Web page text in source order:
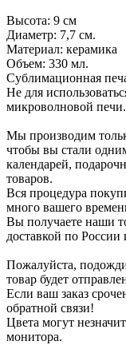
Высота: 9 см
Диаметр: 7,7 см.
Материал: керамика
Объем: 330 мл.
Сублимационная
Не для
микроволновой печи.
Мы производим
чтобы вы стали
календарей,
товаров.
Вся процедура
много вашего
Вы получаете наши
доставкой по России
Пожалуйста,
товар будет
Если ваш заказ
обратной связи!
Цвета могут
монитора.